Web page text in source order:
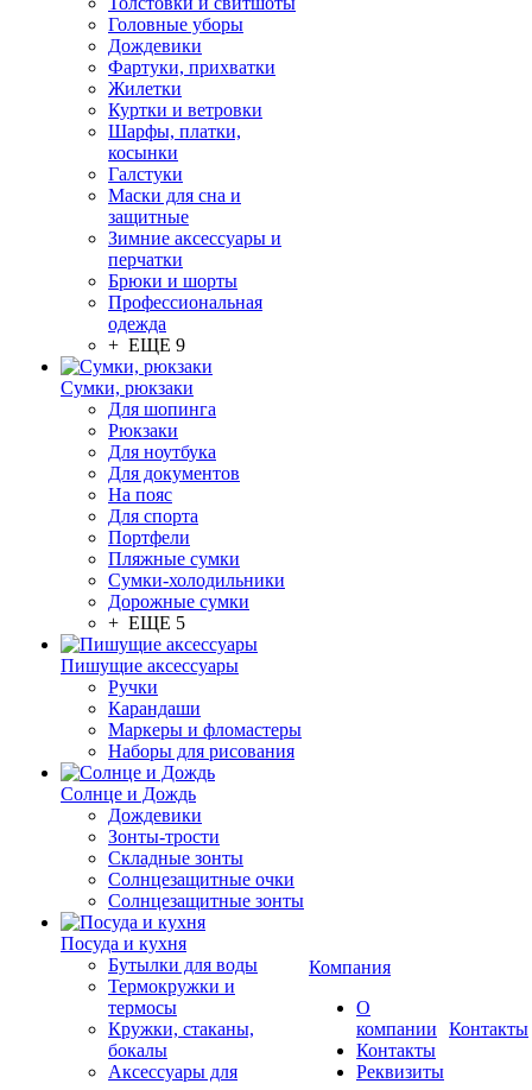
Головные уборы
Дождевики
Фартуки, прихватки
Жилетки
Куртки и ветровки
Шарфы, платки,
косынки
Галстуки
Маски для сна и
защитные
Зимние аксессуары и
перчатки
Брюки и шорты
Профессиональная
одежда
+ ЕЩЕ 9
Сумки, рюкзаки
Для шопинга
Рюкзаки
Для ноутбука
Для документов
На пояс
Для спорта
Портфели
Пляжные сумки
Сумки-холодильники
Дорожные сумки
+ ЕЩЕ 5
Пишущие аксессуары
Ручки
Карандаши
Маркеры и фломастеры
Наборы для рисования
Солнце и Дождь
Дождевики
Зонты-трости
Складные зонты
Солнцезащитные очки
Солнцезащитные зонты
Посуда и кухня
Бутылки для воды
Термокружки и
термосы
Кружки, стаканы,
бокалы
Аксессуары для
Компания
О
компании
Контакты
Реквизиты
Контакты